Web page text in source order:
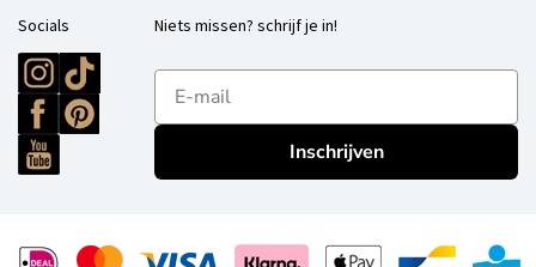
Socials Niets missen? schrijf je in!
E-mailadres
Inschrijven